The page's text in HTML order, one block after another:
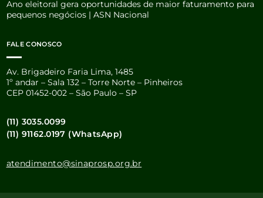
Ano eleitoral gera oportunidades de maior faturamento para
pequenos negócios | ASN Nacional
FALE CONOSCO
Av. Brigadeiro Faria Lima, 1485
1º andar – Sala 132 – Torre Norte – Pinheiros
CEP 01452-002 – São Paulo – SP
(11) 3035.0099
(11) 91162.0197 (WhatsApp)
atendimento@sinaprosp.org.br